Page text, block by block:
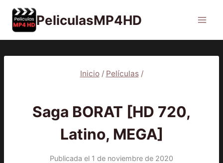
Saltar
contenido
PeliculasMP4HD
Inicio / Películas /
Saga BORAT [HD 720,
Latino, MEGA]
Publicada el 1 de noviembre de 2020